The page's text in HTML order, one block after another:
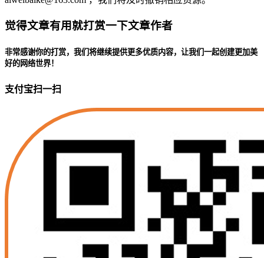
觉得文章有用就打赏一下文章作者
非常感谢你的打赏，我们将继续提供更多优质内容，让我们一起创建更加美
好的网络世界！
支付宝扫一扫